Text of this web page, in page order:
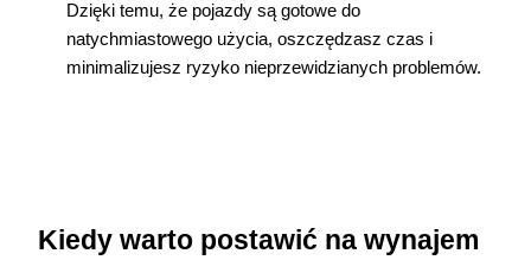
Dzięki temu, że pojazdy są gotowe do
natychmiastowego użycia, oszczędzasz czas i
minimalizujesz ryzyko nieprzewidzianych problemów.
Kiedy warto postawić na wynajem